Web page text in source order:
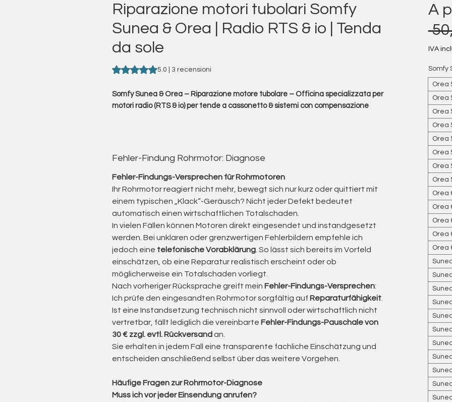
Riparazione motori tubolari Somfy
Sunea & Orea | Radio RTS & io | Tenda
da sole
Sulla base di 3 recensioni, la valutazione è 5.0 su cinque stelle
5.0 | 3 recensioni
Somfy Sunea & Orea – Riparazione motore tubolare – Officina specializzata per
motori radio (RTS & io) per tende a cassonetto & sistemi con compensazione
« Sono il motore radio per un’ombra perfetta – preciso, silenzioso e affidabile. »
« Da Thomas Reh la mia elettronica è stata controllata e preparata per un
utilizzo preciso nei meccanismi delle tende con compensazione. »
Il motore radio Somfy specializzato per tende a cassonetto
I motori radio Somfy Sunea e Orea – disponibili nelle versioni RTS e io – sono
sviluppati appositamente per tende a cassonetto e sistemi con compensazione.
Combinano una tecnologia di finecorsa precisa con un moderno controllo radio,
garantendo un movimento fluido durante l’apertura e la chiusura della tenda.
Questi motori possono essere controllati comodamente tramite telecomando
oppure tramite sistemi Smart Home come Somfy TaHoma e Connexoon. Nella
versione io è possibile anche il controllo tramite smartphone o tablet, offrendo la
Ogni motore viene controllato, regolato e testato in officina –
Fehler-Findung Rohrmotor: Diagnose
Fehler-Findungs-Versprechen für Rohrmotoren
Ihr Rohrmotor reagiert nicht mehr, bewegt sich nur kurz oder quittiert mit
einem typischen „Klack“-Geräusch? Nicht jeder Defekt bedeutet
automatisch einen wirtschaftlichen Totalschaden.
In vielen Fällen können Motoren direkt eingesendet und instandgesetzt
werden. Bei unklaren oder grenzwertigen Fehlerbildern empfehle ich
jedoch eine telefonische Vorabklärung . So lässt sich bereits im Vorfeld
einschätzen, ob eine Reparatur realistisch erscheint oder ob
möglicherweise ein Totalschaden vorliegt.
Nach vorheriger Rücksprache greift mein Fehler-Findungs-Versprechen:
Ich prüfe den eingesandten Rohrmotor sorgfältig auf Reparaturfähigkeit
Ist eine Instandsetzung technisch nicht sinnvoll oder wirtschaftlich nicht
vertretbar, fällt lediglich die vereinbarte Fehler-Findungs-Pauschale von
30 € zzgl. evtl. Rückversandan.
Sie erhalten in jedem Fall eine transparente fachliche Einschätzung und
entscheiden anschließend selbst über das weitere Vorgehen.
Häufige Fragen zur Rohrmotor-Diagnose
Muss ich vor jeder Einsendung anrufen?
A
IVA
Somfy
Orea
Orea
Orea
Orea
Orea
Orea
Orea
Orea
Orea
Orea
Orea
Orea
Orea